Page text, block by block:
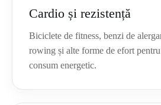
Cardio și rezistență
Biciclete de fitness, benzi de
rowing și alte forme de efort pentru
consum energetic.